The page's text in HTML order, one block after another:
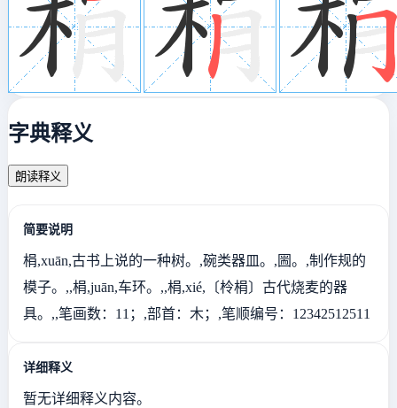
字典释义
朗读释义
简要说明
梋,xuān,古书上说的一种树。,碗类器皿。,圌。,制作规的
模子。,,梋,juān,车环。,,梋,xié,〔柃梋〕古代烧麦的器
具。,,笔画数：11；,部首：木；,笔顺编号：12342512511
详细释义
暂无详细释义内容。